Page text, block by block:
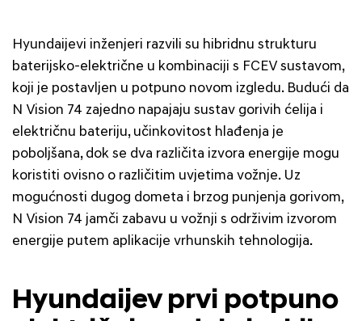
Hyundaijevi inženjeri razvili su hibridnu strukturu
baterijsko-električne u kombinaciji s FCEV sustavom,
koji je postavljen u potpuno novom izgledu. Budući da
N Vision 74 zajedno napajaju sustav gorivih ćelija i
električnu bateriju, učinkovitost hlađenja je
poboljšana, dok se dva različita izvora energije mogu
koristiti ovisno o različitim uvjetima vožnje. Uz
mogućnosti dugog dometa i brzog punjenja gorivom,
N Vision 74 jamči zabavu u vožnji s održivim izvorom
energije putem aplikacije vrhunskih tehnologija.
Hyundaijev prvi potpuno